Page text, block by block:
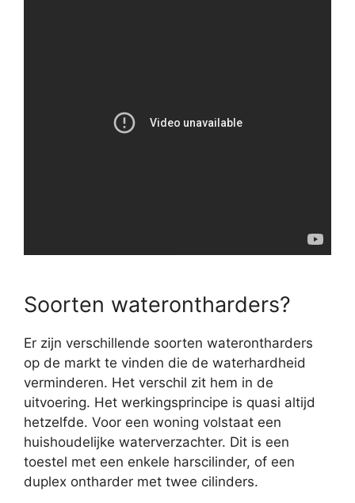
Soorten waterontharders?
Er zijn verschillende soorten waterontharders
op de markt te vinden die de waterhardheid
verminderen. Het verschil zit hem in de
uitvoering. Het werkingsprincipe is quasi altijd
hetzelfde. Voor een woning volstaat een
huishoudelijke waterverzachter. Dit is een
toestel met een enkele harscilinder, of een
duplex ontharder met twee cilinders.